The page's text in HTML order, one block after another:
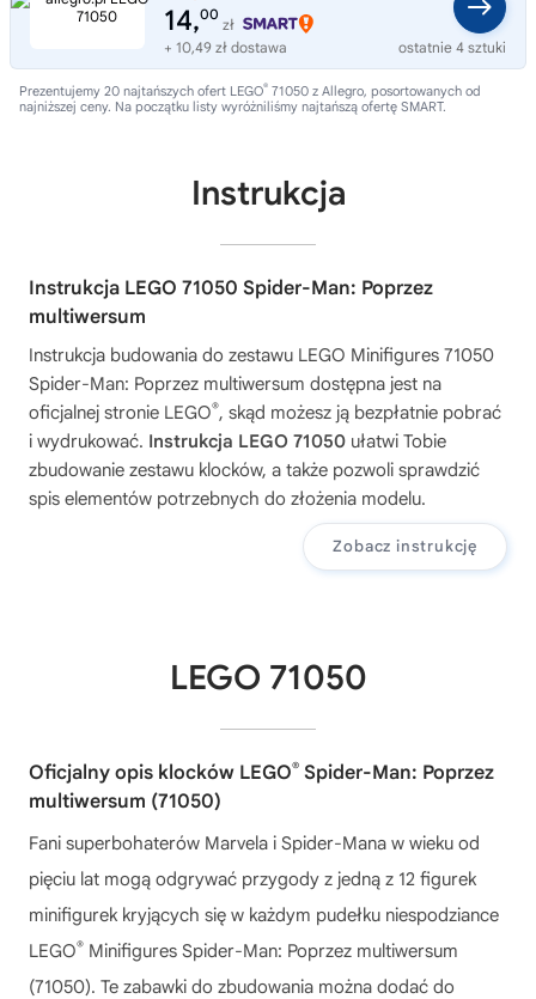
14,00
zł
+ 10,49 zł dostawa
ostatnie 4 sztuki
Prezentujemy 20 najtańszych ofert LEGO® 71050 z Allegro, posortowanych od
najniższej ceny. Na początku listy wyróżniliśmy najtańszą ofertę SMART.
Instrukcja
Instrukcja LEGO 71050 Spider-Man: Poprzez
multiwersum
Instrukcja budowania do zestawu LEGO Minifigures 71050
Spider-Man: Poprzez multiwersum dostępna jest na
oficjalnej stronie LEGO®, skąd możesz ją bezpłatnie pobrać
i wydrukować. Instrukcja LEGO 71050 ułatwi Tobie
zbudowanie zestawu klocków, a także pozwoli sprawdzić
spis elementów potrzebnych do złożenia modelu.
Zobacz instrukcję
LEGO 71050
Oficjalny opis klocków LEGO® Spider-Man: Poprzez
multiwersum (71050)
Fani superbohaterów Marvela i Spider-Mana w wieku od
pięciu lat mogą odgrywać przygody z jedną z 12 figurek
minifigurek kryjących się w każdym pudełku niespodziance
LEGO® Minifigures Spider-Man: Poprzez multiwersum
(71050). Te zabawki do zbudowania można dodać do